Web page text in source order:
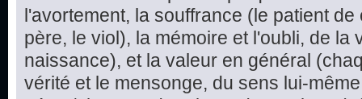
l'avortement, la souffrance (le patient
père, le viol), la mémoire et l'oubli, de la
naissance), et la valeur en général
vérité et le mensonge, du sens lui-